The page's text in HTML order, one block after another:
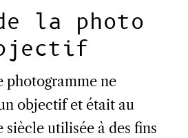
la photo
photogramme ne
objectif et était au
siècle utilisée à des fins